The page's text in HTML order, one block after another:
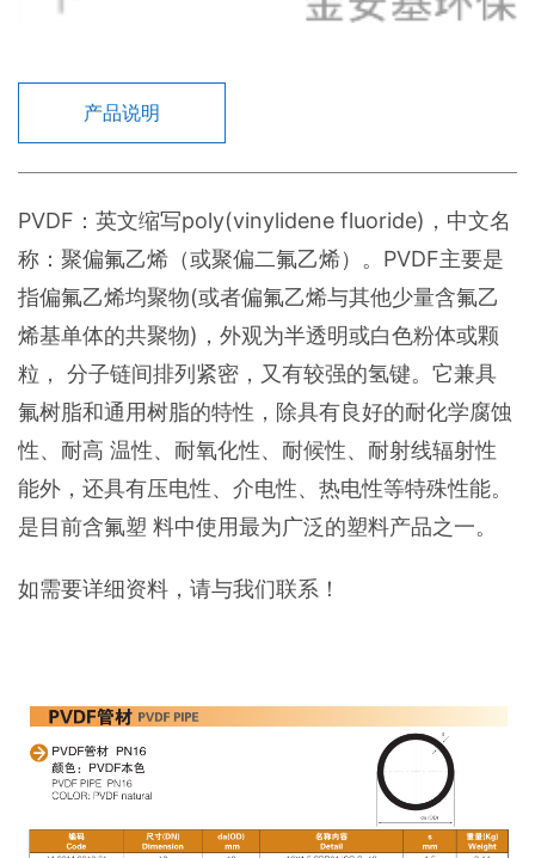
产品说明
PVDF：英文缩写poly(vinylidene fluoride)，中文名
称：聚偏氟乙烯（或聚偏二氟乙烯）。PVDF主要是
指偏氟乙烯均聚物(或者偏氟乙烯与其他少量含氟乙
烯基单体的共聚物)，外观为半透明或白色粉体或颗
粒， 分子链间排列紧密，又有较强的氢键。它兼具
氟树脂和通用树脂的特性，除具有良好的耐化学腐蚀
性、耐高 温性、耐氧化性、耐候性、耐射线辐射性
能外，还具有压电性、介电性、热电性等特殊性能。
是目前含氟塑 料中使用最为广泛的塑料产品之一。
如需要详细资料，请与我们联系！